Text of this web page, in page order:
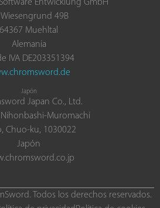
Entwicklung GmbH
Wiesengrund 49B
64367 Muehltal
Alemania
IVA DE203351394
Japón
Japan Co., Ltd.
Nihonbashi-Muromachi
Chuo-ku, 1030022
Japón
Todos los derechos reservados.